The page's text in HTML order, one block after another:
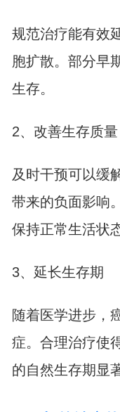
规范治疗能有效
胞扩散。部分早
生存。
2、改善生存质量
及时干预可以缓
带来的负面影响
保持正常生活状态
3、延长生存期
随着医学进步，
症。合理治疗使
的自然生存期显